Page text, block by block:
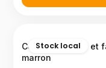
Stock local
Couvre-canapé et
marron